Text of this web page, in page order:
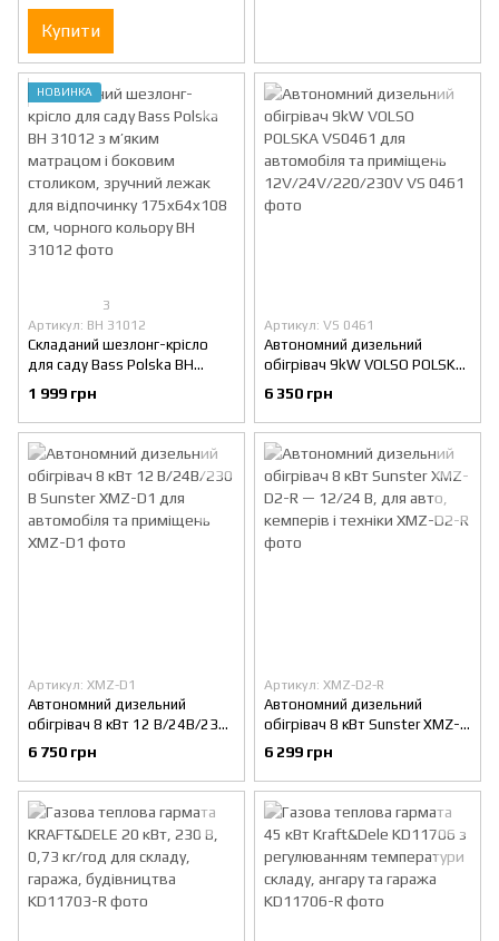
відпочинку
Купити
НОВИНКА
3
Артикул: BH 31012
Складаний шезлонг-крісло
для саду Bass Polska BH
31012 з м’яким матрацом і
боковим столиком, зручний
лежак для відпочинку
175x64x108 см, чорного
кольору
1 999 грн
Артикул: VS 0461
Автономний дизельний
обігрівач 9kW VOLSO POLSKA
VS0461 для автомобіля та
приміщень
12V/24V/220/230V
6 350 грн
Артикул: XMZ-D1
Автономний дизельний
обігрівач 8 кВт 12 В/24В/230
B Sunster XMZ-D1 для
автомобіля та приміщень
6 750 грн
Артикул: XMZ-D2-R
Автономний дизельний
обігрівач 8 кВт Sunster XMZ-
D2-R — 12/24 В, для авто,
кемперів і техніки
6 299 грн